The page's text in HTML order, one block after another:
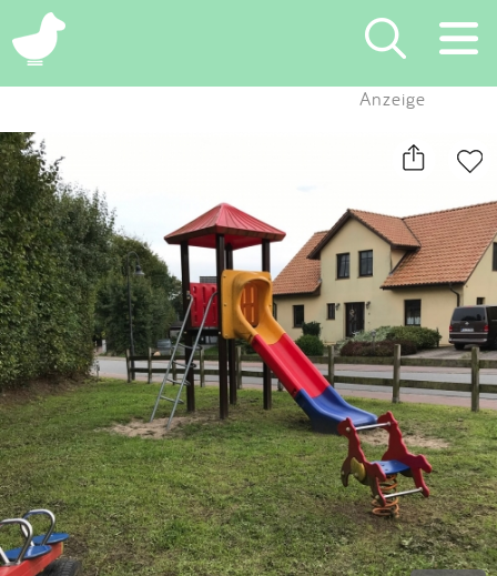
×
Eintragen
App
Blog
Partner
Kontakt
Impressum
Anzeige